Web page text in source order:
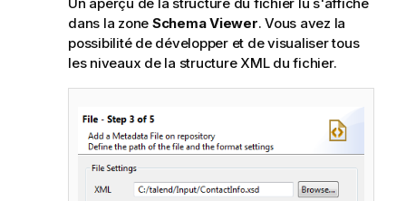
dans la zone Schema Viewer. Vous avez la
possibilité de développer et de visualiser tous
les niveaux de la structure XML du fichier.